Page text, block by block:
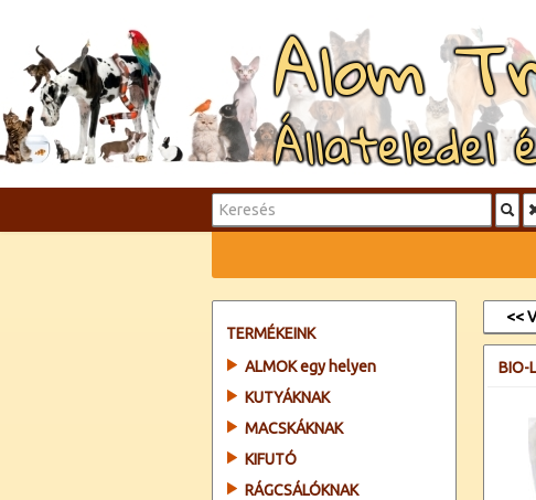
Alom
Állateledel
TERMÉKEINK
ALMOK egy helyen
KUTYÁKNAK
MACSKÁKNAK
KIFUTÓ
RÁGCSÁLÓKNAK
<<
BIO-